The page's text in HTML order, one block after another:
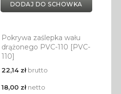
DODAJ DO SCHOWKA
Pokrywa zaślepka wału
drążonego PVC-110 [PVC-
110]
22,14 złbrutto
18,00 złnetto